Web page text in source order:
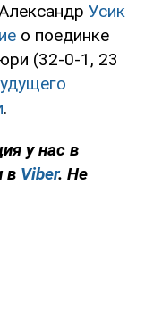
Усик
о поединке
(32-0-1, 23
.
у нас в
в Viber. Не